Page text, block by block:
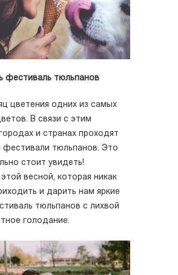
фестиваль тюльпанов
цветения одних из самых
В связи с этим
и странах проходят
фестивали тюльпанов. Это
стоит увидеть!
весной, которая никак
и дарить нам яркие
тюльпанов с лихвой
голодание.